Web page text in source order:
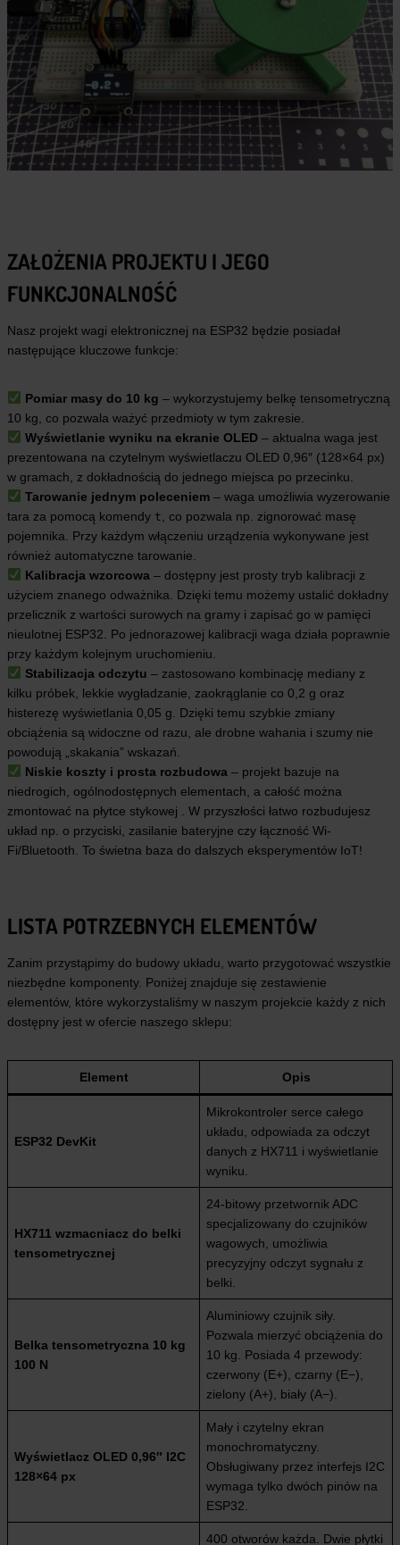
ZAŁOŻENIA PROJEKTU I JEGO
FUNKCJONALNOŚĆ
Nasz projekt wagi elektronicznej na ESP32 będzie posiadał
następujące kluczowe funkcje:
Pomiar masy do 10 kg – wykorzystujemy belkę tensometryczną
10 kg, co pozwala ważyć przedmioty w tym zakresie.
Wyświetlanie wyniku na ekranie OLED– aktualna waga jest
prezentowana na czytelnym wyświetlaczu OLED 0,96″ (128×64 px)
w gramach, z dokładnością do jednego miejsca po przecinku.
Tarowanie jednym poleceniem– waga umożliwia wyzerowanie
tara za pomocą komendy t , co pozwala np. zignorować masę
pojemnika. Przy każdym włączeniu urządzenia wykonywane jest
również automatyczne tarowanie.
Kalibracja wzorcowa – dostępny jest prosty tryb kalibracji z
użyciem znanego odważnika. Dzięki temu możemy ustalić dokładny
przelicznik z wartości surowych na gramy i zapisać go w pamięci
nieulotnej ESP32. Po jednorazowej kalibracji waga działa poprawnie
przy każdym kolejnym uruchomieniu.
Stabilizacja odczytu – zastosowano kombinację mediany z
kilku próbek, lekkie wygładzanie, zaokrąglanie co 0,2 g oraz
histerezę wyświetlania 0,05 g. Dzięki temu szybkie zmiany
obciążenia są widoczne od razu, ale drobne wahania i szumy nie
powodują „skakania” wskazań.
Niskie koszty i prosta rozbudowa – projekt bazuje na
niedrogich, ogólnodostępnych elementach, a całość można
zmontować na płytce stykowej . W przyszłości łatwo rozbudujesz
układ np. o przyciski, zasilanie bateryjne czy łączność Wi-
Fi/Bluetooth. To świetna baza do dalszych eksperymentów IoT!
LISTA POTRZEBNYCH ELEMENTÓW
Zanim przystąpimy do budowy układu, warto przygotować wszystkie
niezbędne komponenty. Poniżej znajduje się zestawienie
elementów, które wykorzystaliśmy w naszym projekcie każdy z nich
dostępny jest w ofercie naszego sklepu:
Element Opis
ESP32 DevKit
Mikrokontroler serce całego
układu, odpowiada za odczyt
danych z HX711 i wyświetlanie
wyniku.
HX711 wzmacniacz do belki
tensometrycznej
24-bitowy przetwornik ADC
specjalizowany do czujników
wagowych, umożliwia
precyzyjny odczyt sygnału z
belki.
Belka tensometryczna 10 kg
100 N
Aluminiowy czujnik siły.
Pozwala mierzyć obciążenia do
10 kg. Posiada 4 przewody:
czerwony (E+), czarny (E−),
zielony (A+), biały (A−).
Wyświetlacz OLED 0,96″ I2C
128×64 px
Mały i czytelny ekran
monochromatyczny.
Obsługiwany przez interfejs I2C
wymaga tylko dwóch pinów na
ESP32.
400 otworów każda. Dwie płytki